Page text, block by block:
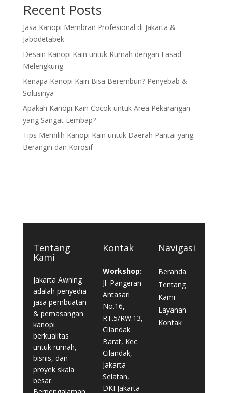
Recent Posts
Jasa Kanopi Membran Profesional di Jakarta &
Jabodetabek
Desain Kanopi Kain untuk Rumah dengan Fasad
Melengkung
Kenapa Kanopi Kain Bisa Berembun? Penyebab &
Solusinya
Apakah Kanopi Kain Cocok untuk Area Pekarangan
yang Sangat Lembap?
Tips Memilih Kanopi Kain untuk Daerah Pantai yang
Berangin dan Korosif
Tentang
Kami
Jakarta Awning
adalah penyedia
jasa pembuatan
& pemasangan
kanopi
berkualitas
untuk rumah,
bisnis, dan
proyek skala
besar.
Kontak
Workshop:
Jl. Pangeran
Antasari
No.16,
RT.5/RW.13,
Cilandak
Barat, Kec.
Cilandak,
Jakarta
Selatan,
DKI Jakarta
Navigasi
Beranda
Tentang
Kami
Layanan
Kontak